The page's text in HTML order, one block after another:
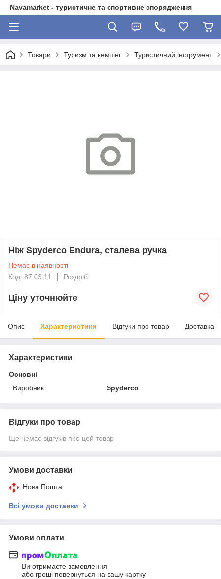
Navamarket - туристичне та спортивне спорядження
Товари Туризм та кемпінг Туристичний інструмент
Ніж Spyderco Endura, сталева ручка
Немає в наявності
Код: 87.03.11
Роздріб
Ціну уточнюйте
Опис Характеристики Відгуки про товар Доставка
Характеристики
Основні
Виробник
Spyderco
Відгуки про товар
Ще немає відгуків про цей товар
Умови доставки
Нова Пошта
Всі умови доставки
Умови оплати
Ви отримаєте замовлення
або гроші повернуться на вашу картку